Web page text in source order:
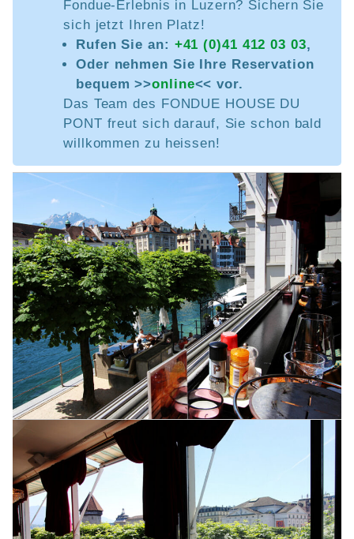
Fondue-Erlebnis in Luzern? Sichern Sie
sich jetzt Ihren Platz!
Rufen Sie an: +41 (0)41 412 03 03,
Oder nehmen Sie Ihre Reservation
bequem >>online<< vor.
Das Team des FONDUE HOUSE DU
PONT freut sich darauf, Sie schon bald
willkommen zu heissen!